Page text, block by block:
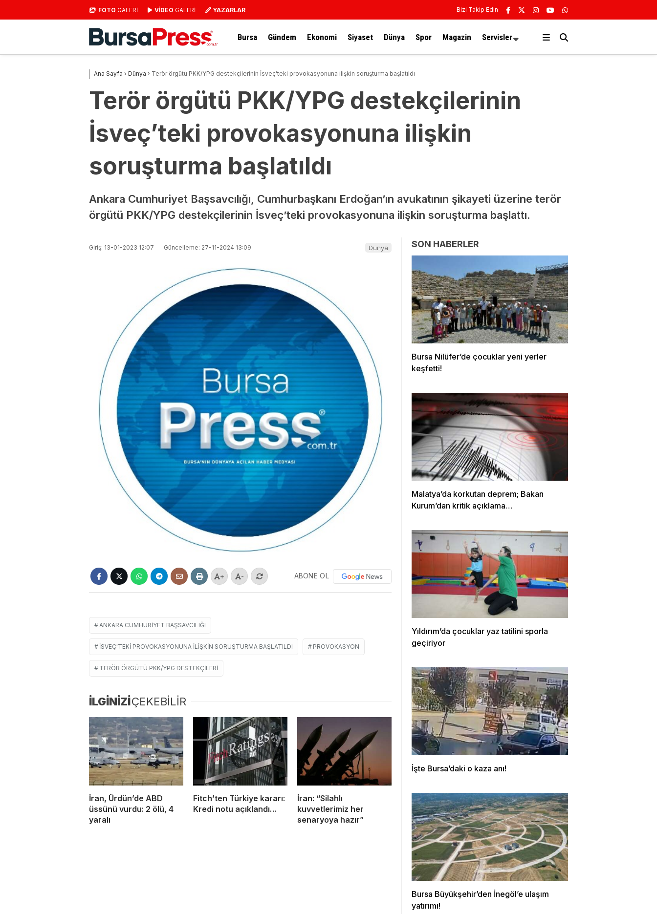
FOTO GALERİ VİDEO GALERİ YAZARLAR Bizi Takip Edin
Bursa Gündem Ekonomi Siyaset Dünya Spor Magazin Servisler
Ana Sayfa › Dünya › Terör örgütü PKK/YPG destekçilerinin İsveç’teki provokasyonuna ilişkin soruşturma başlatıldı
Terör örgütü PKK/YPG destekçilerinin
İsveç’teki provokasyonuna ilişkin
soruşturma başlatıldı
Ankara Cumhuriyet Başsavcılığı, Cumhurbaşkanı Erdoğan’ın avukatının şikayeti üzerine terör
örgütü PKK/YPG destekçilerinin İsveç’teki provokasyonuna ilişkin soruşturma başlattı.
Giriş: 13-01-2023 12:07 Güncelleme: 27-11-2024 13:09 Dünya
+ - ABONE OL
ANKARA CUMHURIYET BAŞSAVCILIĞI
İSVEÇ'TEKI PROVOKASYONUNA ILIŞKIN SORUŞTURMA BAŞLATILDI PROVOKASYON
TERÖR ÖRGÜTÜ PKK/YPG DESTEKÇILERI
İLGİNİZİÇEKEBİLİR
İran, Ürdün’de ABD
üssünü vurdu: 2 ölü, 4
yaralı
Fitch’ten Türkiye kararı:
Kredi notu açıklandı…
İran: “Silahlı
kuvvetlerimiz her
senaryoya hazır”
SON HABERLER
Bursa Nilüfer’de çocuklar yeni yerler
keşfetti!
Malatya’da korkutan deprem; Bakan
Kurum’dan kritik açıklama…
Yıldırım’da çocuklar yaz tatilini sporla
geçiriyor
İşte Bursa’daki o kaza anı!
Bursa Büyükşehir’den İnegöl’e ulaşım
yatırımı!